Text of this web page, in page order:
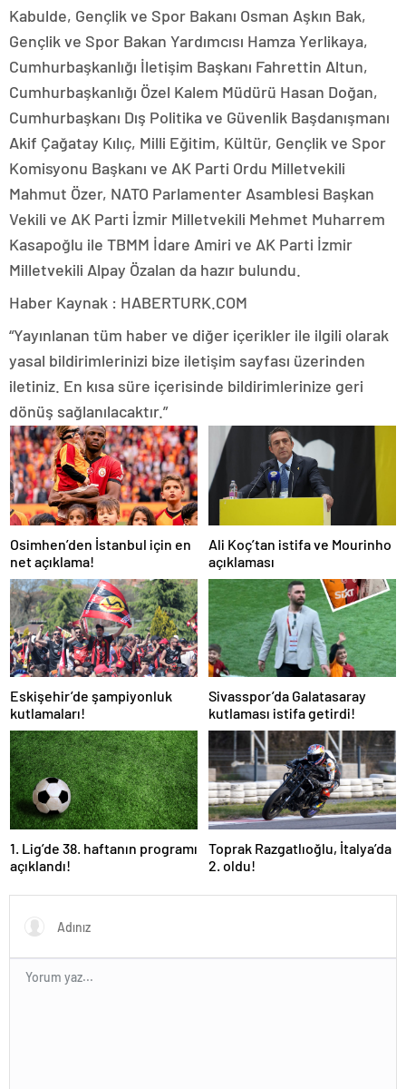
Kabulde, Gençlik ve Spor Bakanı Osman Aşkın Bak,
Gençlik ve Spor Bakan Yardımcısı Hamza Yerlikaya,
Cumhurbaşkanlığı İletişim Başkanı Fahrettin Altun,
Cumhurbaşkanlığı Özel Kalem Müdürü Hasan Doğan,
Cumhurbaşkanı Dış Politika ve Güvenlik Başdanışmanı
Akif Çağatay Kılıç, Milli Eğitim, Kültür, Gençlik ve Spor
Komisyonu Başkanı ve AK Parti Ordu Milletvekili
Mahmut Özer, NATO Parlamenter Asamblesi Başkan
Vekili ve AK Parti İzmir Milletvekili Mehmet Muharrem
Kasapoğlu ile TBMM İdare Amiri ve AK Parti İzmir
Milletvekili Alpay Özalan da hazır bulundu.
Haber Kaynak : HABERTURK.COM
“Yayınlanan tüm haber ve diğer içerikler ile ilgili olarak
yasal bildirimlerinizi bize iletişim sayfası üzerinden
iletiniz. En kısa süre içerisinde bildirimlerinize geri
dönüş sağlanılacaktır.”
Osimhen’den İstanbul için en
net açıklama!
Ali Koç’tan istifa ve Mourinho
açıklaması
Eskişehir’de şampiyonluk
kutlamaları!
Sivasspor’da Galatasaray
kutlaması istifa getirdi!
1. Lig’de 38. haftanın programı
açıklandı!
Toprak Razgatlıoğlu, İtalya’da
2. oldu!